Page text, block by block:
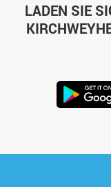
LADEN SIE